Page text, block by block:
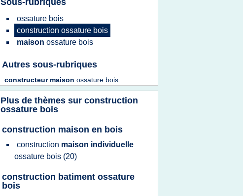
Sous-rubriques
ossature bois
construction ossature bois
maison ossature bois
Autres sous-rubriques
constructeur maison ossature bois
Plus de thèmes sur construction
ossature bois
construction maison en bois
construction maison individuelle
ossature bois (20)
construction batiment ossature
bois